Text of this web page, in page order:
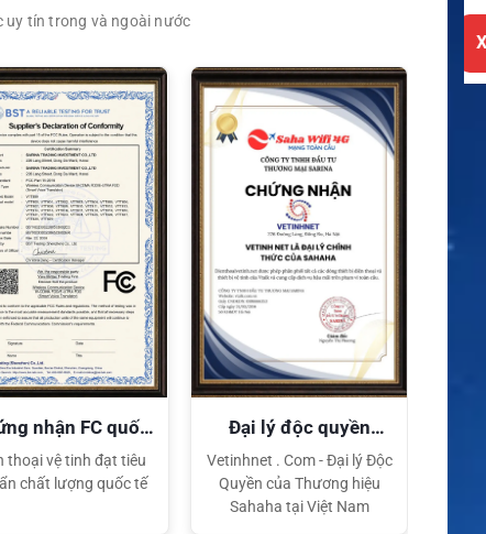
uy tín trong và ngoài nước
nhận FC quốc
tế
thoại vệ tinh đạt tiêu
chất lượng quốc tế
Đại lý độc quyền
Sahaha
Vetinhnet . Com - Đại lý Độc
Quyền của Thương hiệu
Sahaha tại Việt Nam